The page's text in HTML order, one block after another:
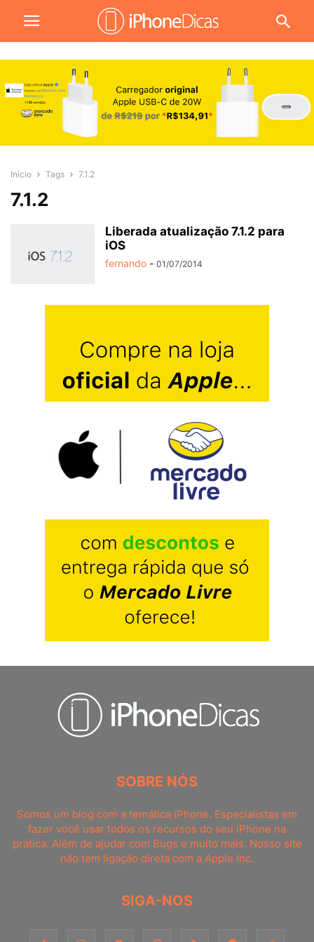
Início Tags 7.1.2
7.1.2
Liberada atualização 7.1.2 para
iOS
fernando - 01/07/2014
SOBRE NÓS
Somos um blog com a temática iPhone. Especialistas em
fazer você usar todos os recursos do seu iPhone na
prática. Além de ajudar com Bugs e muito mais. Nosso site
não tem ligação direta com a Apple Inc.
SIGA-NOS